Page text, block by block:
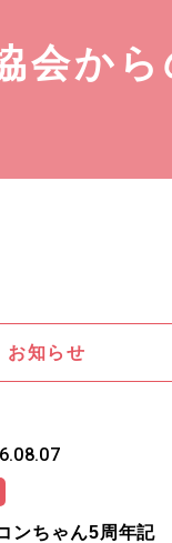
の活用事業
会か
お知らせ
ンちゃん5周年記